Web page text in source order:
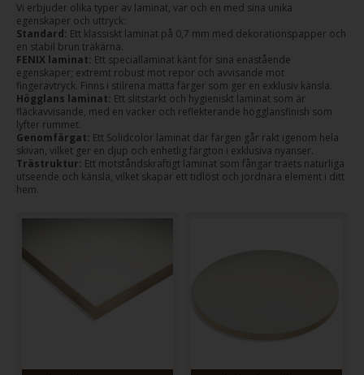
Vi erbjuder olika typer av laminat, var och en med sina unika
egenskaper och uttryck:
Standard: Ett klassiskt laminat på 0,7 mm med dekorationspapper och
en stabil brun träkärna.
FENIX laminat: Ett speciallaminat känt för sina enastående
egenskaper; extremt robust mot repor och avvisande mot
fingeravtryck. Finns i stilrena matta färger som ger en exklusiv känsla.
Högglans laminat: Ett slitstarkt och hygieniskt laminat som är
fläckavvisande, med en vacker och reflekterande högglansfinish som
lyfter rummet.
Genomfärgat: Ett Solidcolor laminat där färgen går rakt igenom hela
skivan, vilket ger en djup och enhetlig färgton i exklusiva nyanser.
Trästruktur: Ett motståndskraftigt laminat som fångar träets naturliga
utseende och känsla, vilket skapar ett tidlöst och jordnära element i ditt
hem.